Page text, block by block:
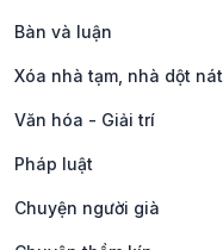
Bàn và luận
Xóa nhà tạm, nhà dột nát
Văn hóa - Giải trí
Pháp luật
Chuyện người già